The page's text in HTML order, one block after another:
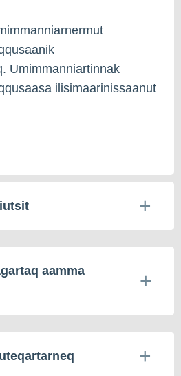
Umimmanniartinnak
ilisimaarinissaanut
aamma